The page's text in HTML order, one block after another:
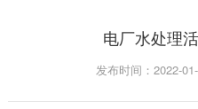
电厂水处理
发布时间：2022-